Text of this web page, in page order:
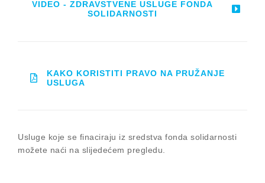
VIDEO - ZDRAVSTVENE USLUGE FONDA
SOLIDARNOSTI
KAKO KORISTITI PRAVO NA PRUŽANJE
USLUGA
Usluge koje se finaciraju iz sredstva fonda solidarnosti
možete naći na slijedećem pregledu.